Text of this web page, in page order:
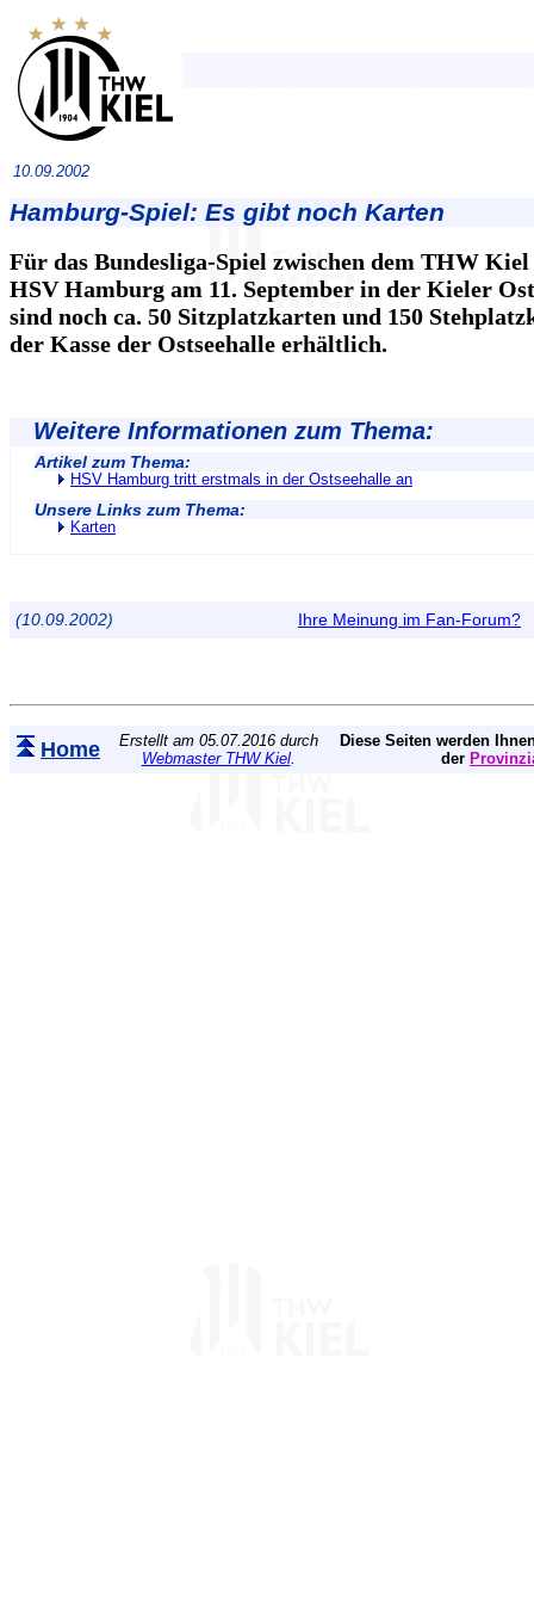
10.09.2002
Hamburg-Spiel: Es gibt noch Karten
Für das Bundesliga-Spiel zwischen dem THW
HSV Hamburg am 11. September in der Kieler
sind noch ca. 50 Sitzplatzkarten und 150
der Kasse der Ostseehalle erhältlich.
Weitere Informationen zum Thema:
Artikel zum Thema:
HSV Hamburg tritt erstmals in der Ostseehalle an
Unsere Links zum Thema:
Karten
(10.09.2002) Ihre Meinung im Fan-Forum?
Home
Erstellt am 05.07.2016 durch
Webmaster THW Kiel.
Diese Seiten werden
der